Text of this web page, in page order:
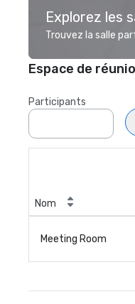
Explorez les
Trouvez la salle
Espace de
Participants
Nom
Meeting Room